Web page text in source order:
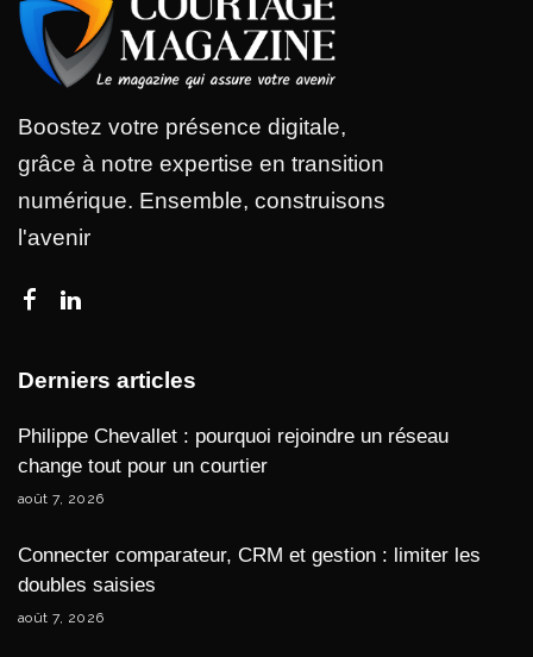
Boostez votre présence digitale,
grâce à notre expertise en transition
numérique. Ensemble, construisons
l'avenir
Derniers articles
Philippe Chevallet : pourquoi rejoindre un réseau
change tout pour un courtier
août 7, 2026
Connecter comparateur, CRM et gestion : limiter les
doubles saisies
août 7, 2026